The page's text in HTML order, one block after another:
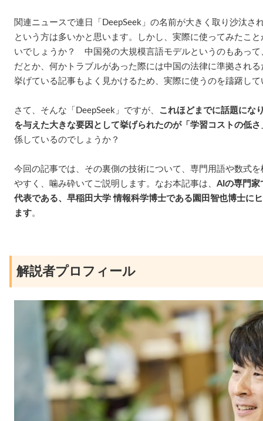
関連ニュースで連日「DeepSeek」の名前が大きく取り沙汰さ
という方は多いかと思います。しかし、実際に使ってみたこ
いでしょうか？ 中国発の大規模言語モデルというのもあっ
だとか、何かトラブルがあった際には中国の法律に準拠され
挙げている記事もよく見かけるため、実際に使うのを躊躇し
さて、そんな「DeepSeek」ですが、 これほどまでに話題にな
を与えた大きな要因として挙げられたのが「学習コストの低さ
係しているのでしょうか？
今回の記事では、その裏側の技術について、専門用語や数式
やすく、噛み砕いてご説明します。なお本記事は、 AIの専門家
代表である、早稲田大学 情報科学博士である園田智也博士に
ます。
解説者プロフィール